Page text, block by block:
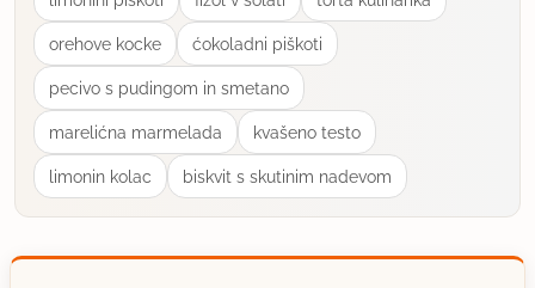
tudi navadno kislo smetano, pa tudi kakšno drugo
mlečno zadevo, npr. navadno smetano, skuto,
mascarpone ...
Katja D
orehove kocke ćokoladni piškoti
pecivo s pudingom in smetano
marelićna marmelada kvašeno testo
limonin kolac biskvit s skutinim nadevom